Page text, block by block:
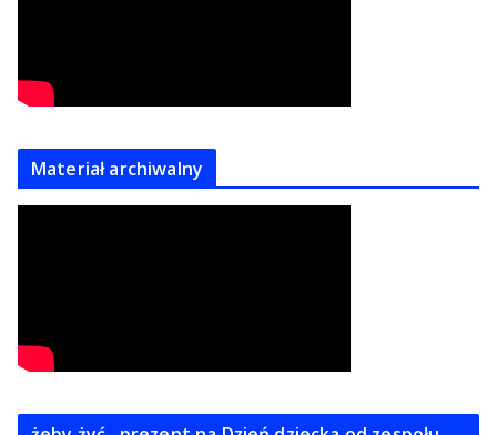
Materiał archiwalny